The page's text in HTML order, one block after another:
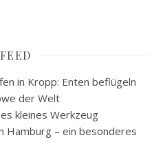
FEED
in Kropp: Enten beflügeln
der Welt
kleines Werkzeug
Hamburg – ein besonderes